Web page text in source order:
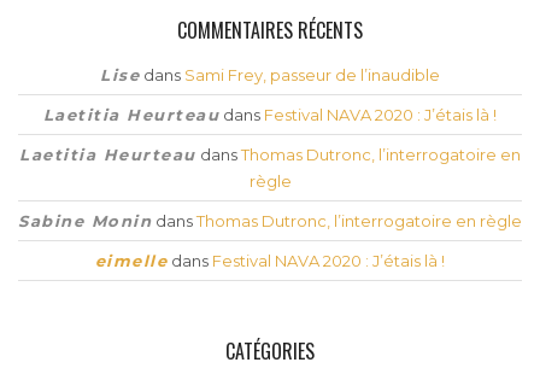
COMMENTAIRES RÉCENTS
Lise dans Sami Frey, passeur de l’inaudible
Laetitia Heurteau dans Festival NAVA 2020 : J’étais là !
Laetitia Heurteau dansThomas Dutronc, l’interrogatoire en
règle
Sabine Monin dansThomas Dutronc, l’interrogatoire en règle
eimelle dans Festival NAVA 2020 : J’étais là !
CATÉGORIES